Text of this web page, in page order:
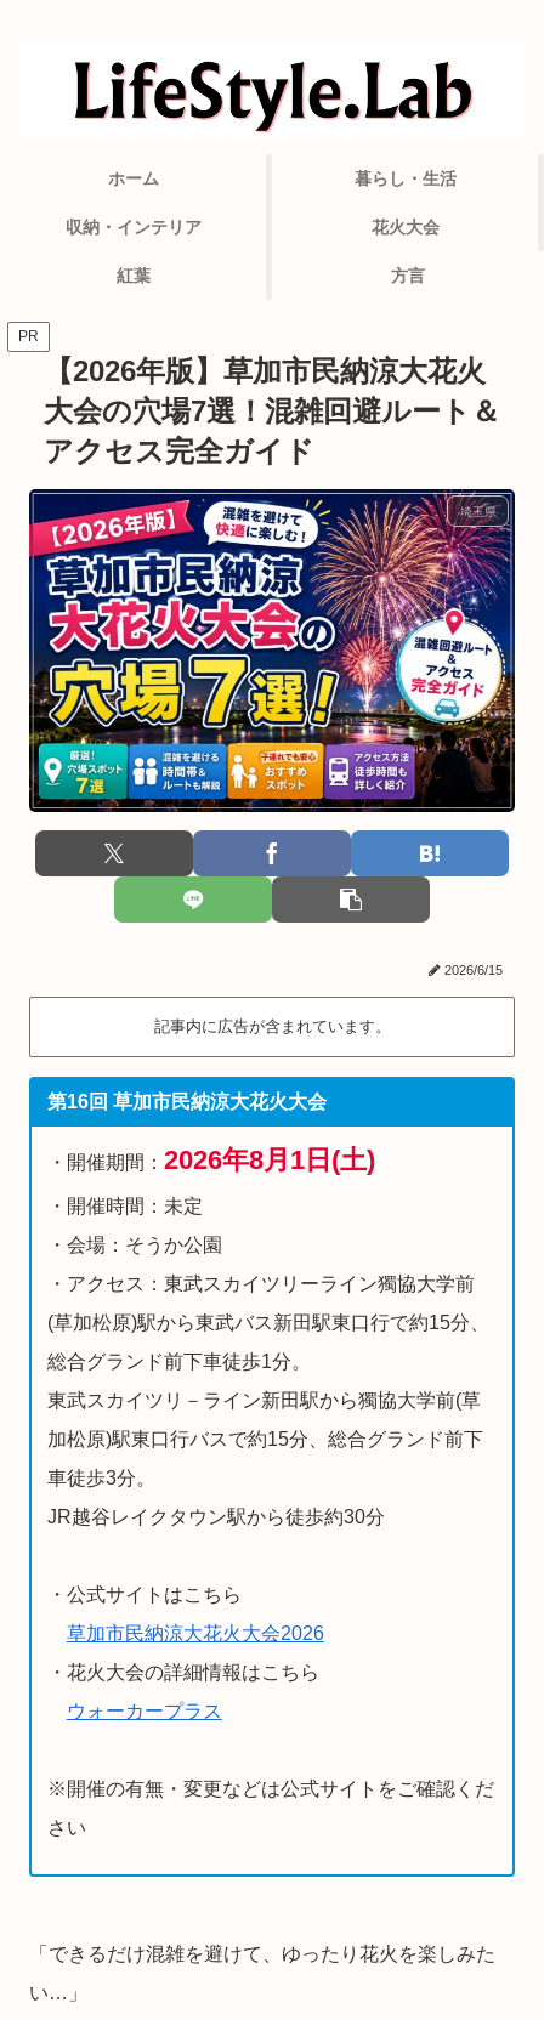
ホーム 暮らし・生活
収納・インテリア 花火大会
紅葉 方言
PR
【2026年版】草加市民納涼大花火
大会の穴場7選！混雑回避ルート＆
アクセス完全ガイド
埼玉県
2026/6/15
記事内に広告が含まれています。
第16回 草加市民納涼大花火大会
・開催期間： 2026年8月1日(土)
・開催時間：未定
・会場：そうか公園
・アクセス：東武スカイツリーライン獨協大学前
(草加松原)駅から東武バス新田駅東口行で約15分、
総合グランド前下車徒歩1分。
東武スカイツリ－ライン新田駅から獨協大学前(草
加松原)駅東口行バスで約15分、総合グランド前下
車徒歩3分。
JR越谷レイクタウン駅から徒歩約30分
・公式サイトはこちら
草加市民納涼大花火大会2026
・花火大会の詳細情報はこちら
ウォーカープラス
※開催の有無・変更などは公式サイトをご確認くだ
さい
「できるだけ混雑を避けて、ゆったり花火を楽しみた
い…」